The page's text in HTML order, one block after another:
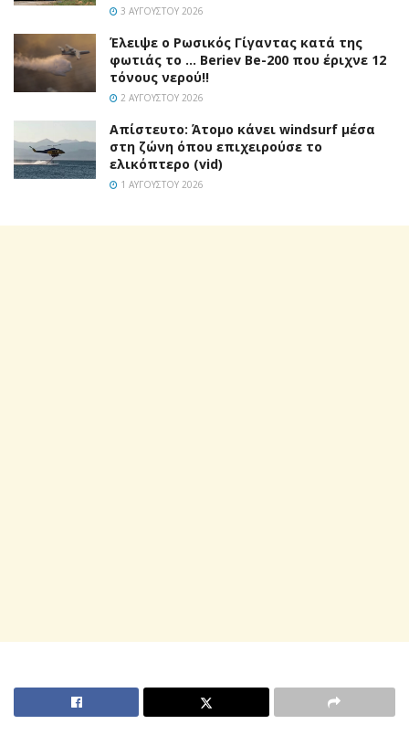
3 ΑΥΓΟΎΣΤΟΥ 2026
Έλειψε ο Ρωσικός Γίγαντας κατά της
φωτιάς το … Beriev Be-200 που έριχνε 12
τόνους νερού!!
2 ΑΥΓΟΎΣΤΟΥ 2026
Απίστευτο: Άτομο κάνει windsurf μέσα
στη ζώνη όπου επιχειρούσε το
ελικόπτερο (vid)
1 ΑΥΓΟΎΣΤΟΥ 2026